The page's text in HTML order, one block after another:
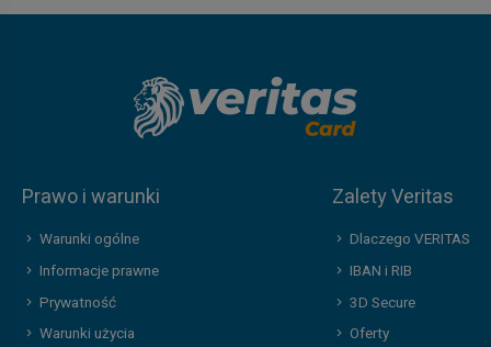
Prawo i warunki
Warunki ogólne
Informacje prawne
Prywatność
Warunki użycia
Zalety Veritas
Dlaczego VERITAS
IBAN i RIB
3D Secure
Oferty